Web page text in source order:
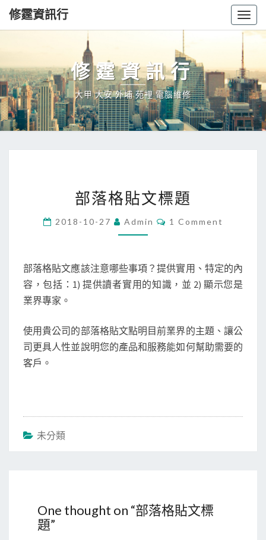
修霆資訊行
修霆資訊行
大甲 大安 外埔 苑裡 電腦維修
落
貼
文
題
部落格貼文標題
2018-10-27 Admin Comments
1 Comment
部落格貼文應該注意哪些事項？提供實用、特定的內
容，包括：1) 提供讀者實用的知識，並 2) 顯示您是
業界專家。
使用貴公司的部落格貼文點明目前業界的主題、讓公
司更具人性並說明您的產品和服務能如何幫助需要的
客戶。
未分類
One thought on “部落格貼文標
題”